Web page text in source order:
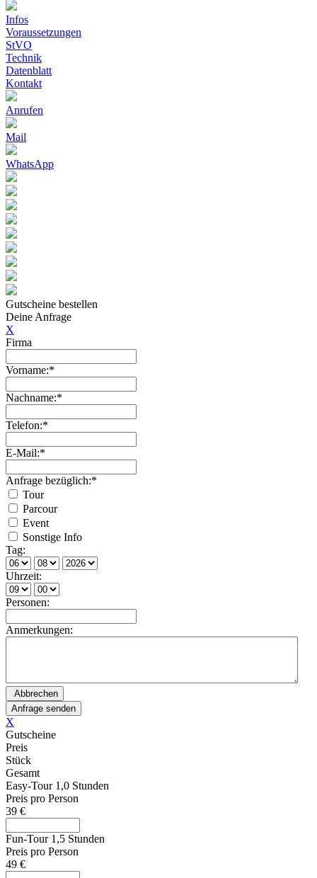
Infos
Voraussetzungen
StVO
Technik
Datenblatt
Kontakt
Anrufen
Mail
WhatsApp
Gutscheine bestellen
Deine Anfrage
X
Firma
Vorname:*
Nachname:*
Telefon:*
E-Mail:*
Anfrage bezüglich:*
Tour
Parcour
Event
Sonstige Info
Tag:
Uhrzeit:
Personen:
Anmerkungen:
X
Gutscheine
Preis
Stück
Gesamt
Easy-Tour 1,0 Stunden
Preis pro Person
39 €
Fun-Tour 1,5 Stunden
Preis pro Person
49 €